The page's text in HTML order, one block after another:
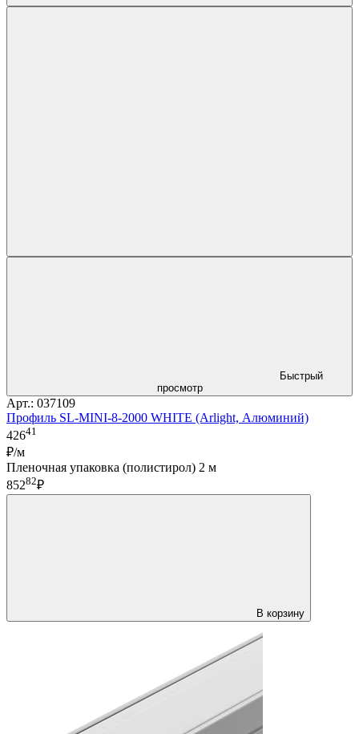
Быстрый
просмотр
Арт.: 037109
Профиль SL-MINI-8-2000 WHITE (Arlight, Алюминий)
42641
₽/м
Пленочная упаковка (полистирол) 2 м
85282₽
В корзину